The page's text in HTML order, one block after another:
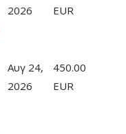
2026
EUR
Αυγ 24,
2026
450.00
EUR